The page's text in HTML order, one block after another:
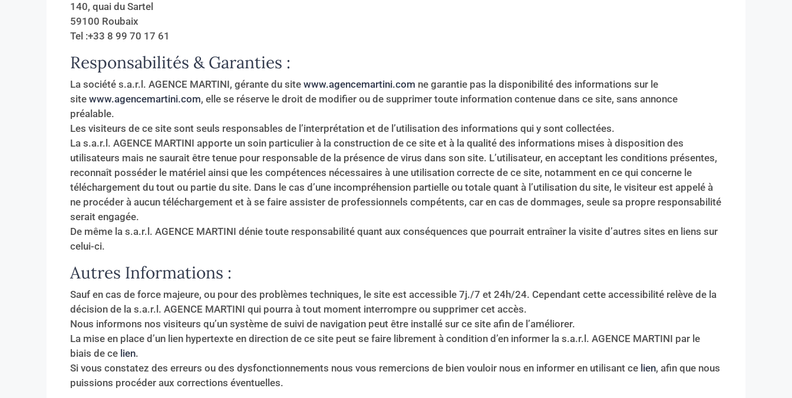
140, quai du Sartel
59100 Roubaix
Tel :+33 8 99 70 17 61
Responsabilités & Garanties :
La société s.a.r.l. AGENCE MARTINI, gérante du site www.agencemartini.com ne garantie pas la disponibilité des informations sur le
site www.agencemartini.com, elle se réserve le droit de modifier ou de supprimer toute information contenue dans ce site, sans annonce
préalable.
Les visiteurs de ce site sont seuls responsables de l’interprétation et de l’utilisation des informations qui y sont collectées.
La s.a.r.l. AGENCE MARTINI apporte un soin particulier à la construction de ce site et à la qualité des informations mises à disposition des
utilisateurs mais ne saurait être tenue pour responsable de la présence de virus dans son site. L’utilisateur, en acceptant les conditions présentes,
reconnaît posséder le matériel ainsi que les compétences nécessaires à une utilisation correcte de ce site, notamment en ce qui concerne le
téléchargement du tout ou partie du site. Dans le cas d’une incompréhension partielle ou totale quant à l’utilisation du site, le visiteur est appelé à
ne procéder à aucun téléchargement et à se faire assister de professionnels compétents, car en cas de dommages, seule sa propre responsabilité
serait engagée.
De même la s.a.r.l. AGENCE MARTINI dénie toute responsabilité quant aux conséquences que pourrait entraîner la visite d’autres sites en liens sur
celui-ci.
Autres Informations :
Sauf en cas de force majeure, ou pour des problèmes techniques, le site est accessible 7j./7 et 24h/24. Cependant cette accessibilité relève de la
décision de la s.a.r.l. AGENCE MARTINI qui pourra à tout moment interrompre ou supprimer cet accès.
Nous informons nos visiteurs qu’un système de suivi de navigation peut être installé sur ce site afin de l’améliorer.
La mise en place d’un lien hypertexte en direction de ce site peut se faire librement à condition d’en informer la s.a.r.l. AGENCE MARTINI par le
biais de ce lien.
Si vous constatez des erreurs ou des dysfonctionnements nous vous remercions de bien vouloir nous en informer en utilisant ce lien, afin que nous
puissions procéder aux corrections éventuelles.